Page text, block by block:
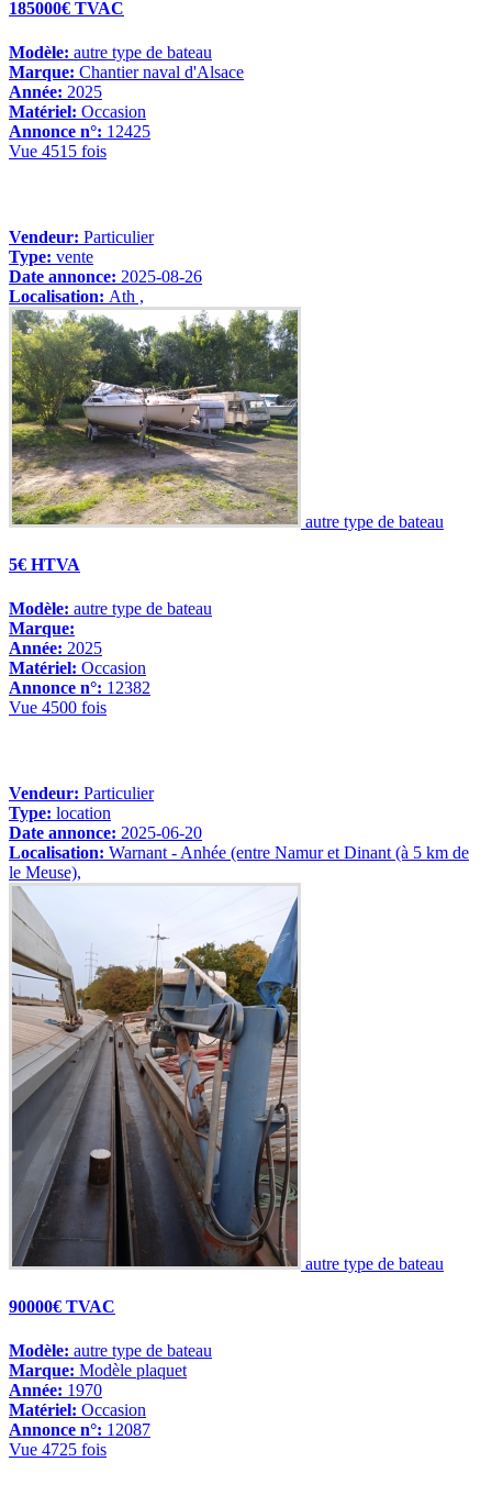
185000€ TVAC
Modèle: autre type de bateau
Marque: Chantier naval d'Alsace
Année: 2025
Matériel: Occasion
Annonce n°: 12425
Vue 4515 fois
Vendeur: Particulier
Type: vente
Date annonce: 2025-08-26
Localisation: Ath ,
autre type de bateau
5€ HTVA
Modèle: autre type de bateau
Marque:
Année: 2025
Matériel: Occasion
Annonce n°: 12382
Vue 4500 fois
Vendeur: Particulier
Type: location
Date annonce: 2025-06-20
Localisation: Warnant - Anhée (entre Namur et Dinant (à 5 km de
le Meuse),
autre type de bateau
90000€ TVAC
Modèle: autre type de bateau
Marque: Modèle plaquet
Année: 1970
Matériel: Occasion
Annonce n°: 12087
Vue 4725 fois